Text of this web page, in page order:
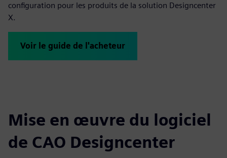
configuration pour les produits de la solution Designcenter
X.
Voir le guide de l'acheteur
Mise en œuvre du logiciel
de CAO Designcenter